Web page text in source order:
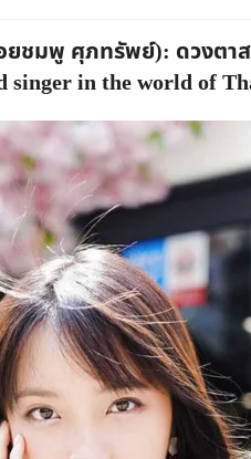
ยชมพู ศุภทรัพย์): ดวงตา
singer in the world of